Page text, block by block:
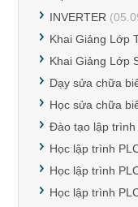
INVERTER
Khai Giảng Lớp
Khai Giảng Lớp
Dạy sửa chữa
Học sửa chữa
Đào tạo lập trình
Học lập trình
Học lập trình
Học lập trình